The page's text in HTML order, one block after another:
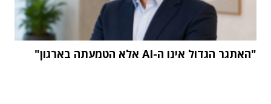
"האתגר הגדול אינו ה-AI אלא הטמעתה בארגון"